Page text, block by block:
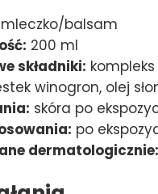
mleczko/balsam
200 ml
składniki:
winogron, olej
skóra po
po
dermatologicznie: